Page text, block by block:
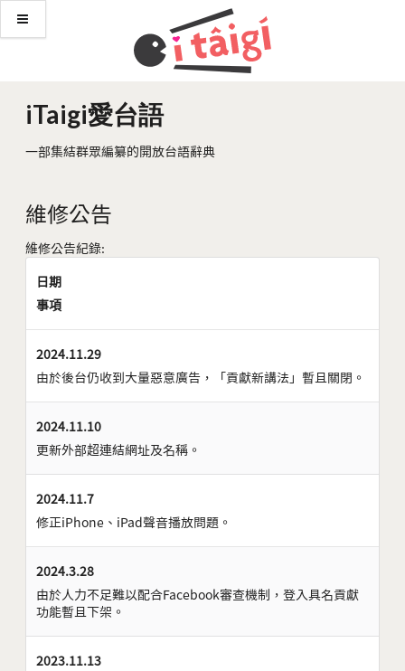
iTaigi愛台語
一部集結群眾編纂的開放台語辭典
維修公告
維修公告紀錄:
日期
事項
2024.11.29
由於後台仍收到大量惡意廣告，「貢獻新講法」暫且關閉。
2024.11.10
更新外部超連結網址及名稱。
2024.11.7
修正iPhone、iPad聲音播放問題。
2024.3.28
由於人力不足難以配合Facebook審查機制，登入具名貢獻
功能暫且下架。
2023.11.13